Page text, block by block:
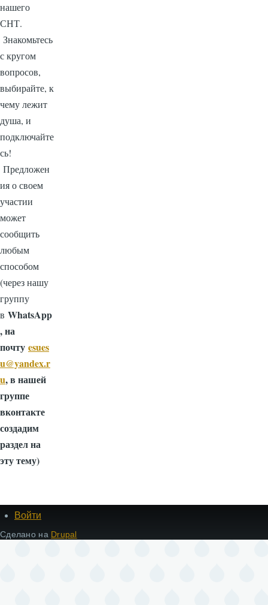
нашего
СНТ.
Знакомьтесь
с кругом
вопросов,
выбирайте, к
чему лежит
душа, и
подключайте
сь!
Предложен
ия о своем
участии
может
сообщить
любым
способом
(через нашу
группу
в WhatsApp
, на
почту esues
u@yandex.r
u, в нашей
группе
вконтакте
создадим
раздел на
эту тему)
Меню
учётной
записи
Войти
Сделано на Drupal